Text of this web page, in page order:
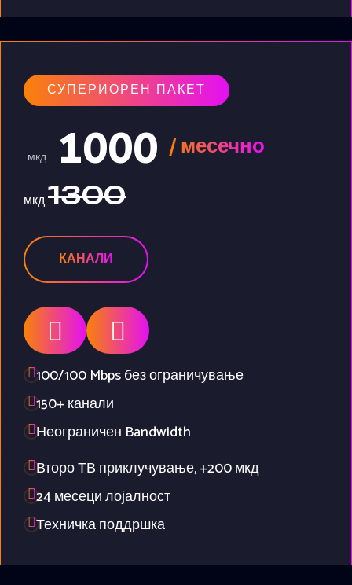
СУПЕРИОРЕН ПАКЕТ
мкд 1000 / месечно
мкд1300
КАНАЛИ
100/100 Mbps без ограничување
150+ канали
Неограничен Bandwidth
Второ ТВ приклучување, +200 мкд
24 месеци лојалност
Техничка поддршка